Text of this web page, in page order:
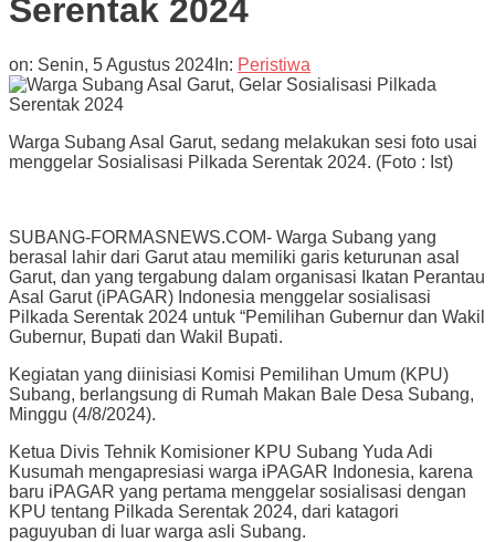
Serentak 2024
on: Senin, 5 Agustus 2024 In: Peristiwa
Warga Subang Asal Garut, sedang melakukan sesi foto usai
menggelar Sosialisasi Pilkada Serentak 2024. (Foto : Ist)
SUBANG-FORMASNEWS.COM- Warga Subang yang
berasal lahir dari Garut atau memiliki garis keturunan asal
Garut, dan yang tergabung dalam organisasi Ikatan Perantau
Asal Garut (iPAGAR) Indonesia menggelar sosialisasi
Pilkada Serentak 2024 untuk “Pemilihan Gubernur dan Wakil
Gubernur, Bupati dan Wakil Bupati.
Kegiatan yang diinisiasi Komisi Pemilihan Umum (KPU)
Subang, berlangsung di Rumah Makan Bale Desa Subang,
Minggu (4/8/2024).
Ketua Divis Tehnik Komisioner KPU Subang Yuda Adi
Kusumah mengapresiasi warga iPAGAR Indonesia, karena
baru iPAGAR yang pertama menggelar sosialisasi dengan
KPU tentang Pilkada Serentak 2024, dari katagori
paguyuban di luar warga asli Subang.